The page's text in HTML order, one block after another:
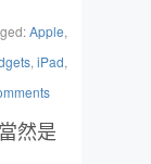
Apple,
, iPad,
然是